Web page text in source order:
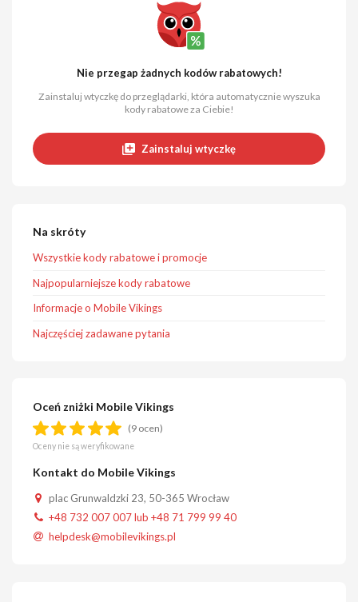
Nie przegap żadnych kodów rabatowych!
Zainstaluj wtyczkę do przeglądarki, która automatycznie wyszuka
kody rabatowe za Ciebie!
Zainstaluj wtyczkę
Na skróty
Wszystkie kody rabatowe i promocje
Najpopularniejsze kody rabatowe
Informacje o Mobile Vikings
Najczęściej zadawane pytania
Oceń zniżki Mobile Vikings
(9 ocen)
Oceny nie są weryfikowane
Kontakt do Mobile Vikings
plac Grunwaldzki 23, 50-365 Wrocław
+48 732 007 007 lub +48 71 799 99 40
helpdesk@mobilevikings.pl